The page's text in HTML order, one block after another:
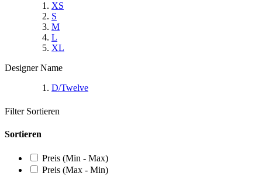
XS
S
M
L
XL
Designer Name
D/Twelve
Filter Sortieren
Sortieren
Preis (Min - Max)
Preis (Max - Min)